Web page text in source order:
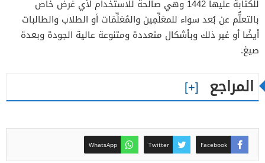
للكتابة عليها 1442 وهي صالحة للاستخدام لأي غرض خاص
بالتعلٌّم عن بُعد سواء للمعَلِّمِين والمُعَلِّمَات أو الطلاب والطالبات
أيضًا أو غير ذلك وبأشكال متعددة ومتنوعة عالية الجودة وبعدة
صيغ.
المراجع
Facebook
Twitter
WhatsApp